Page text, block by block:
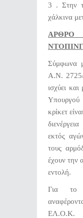
3 . Στην
χάλκινα
Σύμφωνα
Α.Ν. 2725/
ισχύει και
Υπουργού
κρίκετ
εκτός
τους
έχουν την
εντολή.
Για το
ΕΛ.Ο.Κ.